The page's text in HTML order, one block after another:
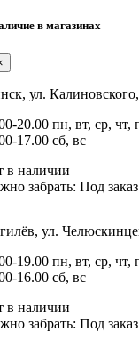
в магазинах
ул.
20.00 пн, вт, ср, чт,
17.00 сб, вс
в наличии
забрать: Под
ул.
19.00 пн, вт, ср, чт,
16.00 сб, вс
в наличии
забрать: Под